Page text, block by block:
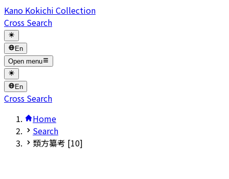
Kano Kokichi Collection
Cross Search
En
Open menu
En
Cross Search
Home
Search
類方纂考 [10]